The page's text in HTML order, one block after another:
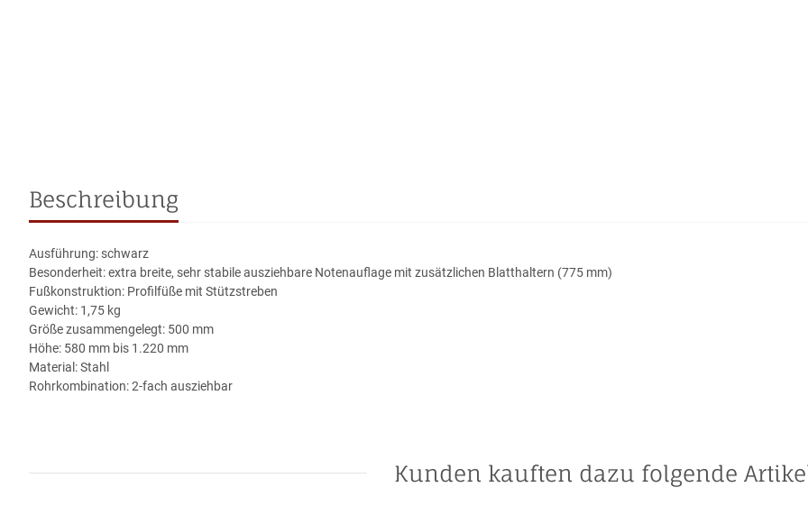
Beschreibung
Ausführung: schwarz
Besonderheit: extra breite, sehr stabile ausziehbare Notenauflage mit zusätzlichen Blatthaltern (775 mm)
Fußkonstruktion: Profilfüße mit Stützstreben
Gewicht: 1,75 kg
Größe zusammengelegt: 500 mm
Höhe: 580 mm bis 1.220 mm
Material: Stahl
Rohrkombination: 2-fach ausziehbar
Kunden kauften dazu folgende